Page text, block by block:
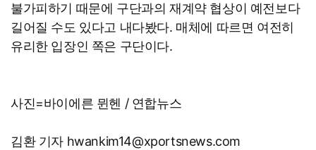
불가피하기 때문에 구단과의 재계약 협상이 예전보다
길어질 수도 있다고 내다봤다. 매체에 따르면 여전히
유리한 입장인 쪽은 구단이다.
사진=바이에른 뮌헨 / 연합뉴스
김환 기자 hwankim14@xportsnews.com